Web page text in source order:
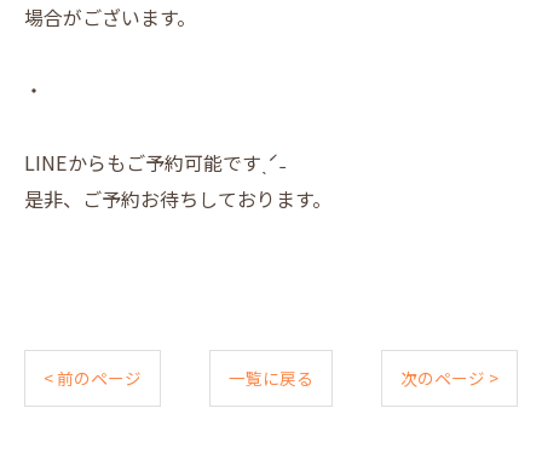
場合がございます。
・
LINEからもご予約可能ですˎˊ˗
是非、ご予約お待ちしております。
< 前のページ 一覧に戻る 次のページ >